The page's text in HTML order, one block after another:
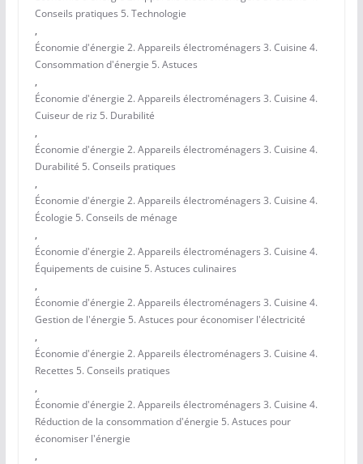
Conseils pratiques 5. Technologie
,
Économie d'énergie 2. Appareils électroménagers 3. Cuisine 4.
Consommation d'énergie 5. Astuces
,
Économie d'énergie 2. Appareils électroménagers 3. Cuisine 4.
Cuiseur de riz 5. Durabilité
,
Économie d'énergie 2. Appareils électroménagers 3. Cuisine 4.
Durabilité 5. Conseils pratiques
,
Économie d'énergie 2. Appareils électroménagers 3. Cuisine 4.
Écologie 5. Conseils de ménage
,
Économie d'énergie 2. Appareils électroménagers 3. Cuisine 4.
Équipements de cuisine 5. Astuces culinaires
,
Économie d'énergie 2. Appareils électroménagers 3. Cuisine 4.
Gestion de l'énergie 5. Astuces pour économiser l'électricité
,
Économie d'énergie 2. Appareils électroménagers 3. Cuisine 4.
Recettes 5. Conseils pratiques
,
Économie d'énergie 2. Appareils électroménagers 3. Cuisine 4.
Réduction de la consommation d'énergie 5. Astuces pour
économiser l'énergie
,